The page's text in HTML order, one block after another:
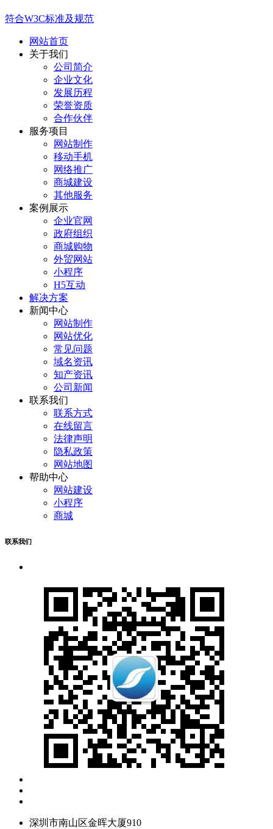
符合W3C标准及规范
网站首页
关于我们
公司简介
企业文化
发展历程
荣誉资质
合作伙伴
服务项目
网站制作
移动手机
网络推广
商城建设
其他服务
案例展示
企业官网
政府组织
商城购物
外贸网站
小程序
H5互动
解决方案
新闻中心
网站制作
网站优化
常见问题
域名资讯
知产资讯
公司新闻
联系我们
联系方式
在线留言
法律声明
隐私政策
网站地图
帮助中心
网站建设
小程序
商城
联系我们
深圳市南山区金晖大厦910